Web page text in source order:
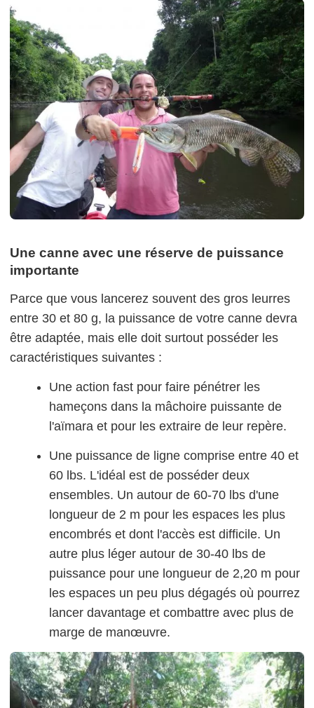
Une canne avec une réserve de puissance
importante
Parce que vous lancerez souvent des gros leurres
entre 30 et 80 g, la puissance de votre canne devra
être adaptée, mais elle doit surtout posséder les
caractéristiques suivantes :
Une action fast pour faire pénétrer les
hameçons dans la mâchoire puissante de
l'aïmara et pour les extraire de leur repère.
Une puissance de ligne comprise entre 40 et
60 lbs. L'idéal est de posséder deux
ensembles. Un autour de 60-70 lbs d'une
longueur de 2 m pour les espaces les plus
encombrés et dont l'accès est difficile. Un
autre plus léger autour de 30-40 lbs de
puissance pour une longueur de 2,20 m pour
les espaces un peu plus dégagés où pourrez
lancer davantage et combattre avec plus de
marge de manœuvre.